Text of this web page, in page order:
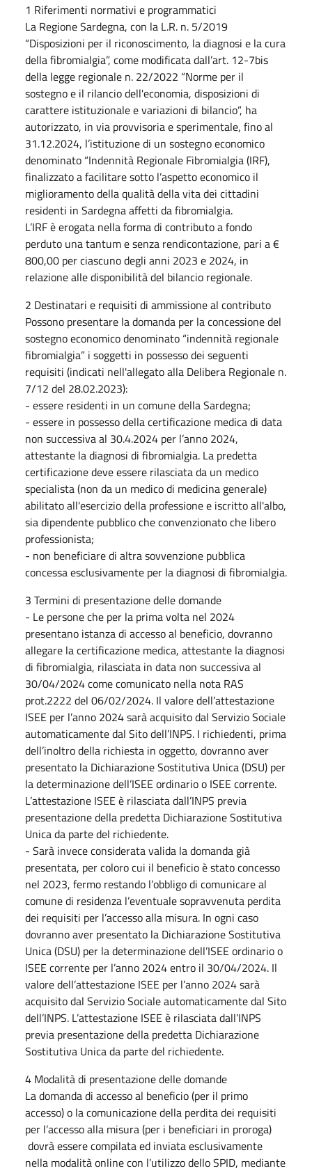
1 Riferimenti normativi e programmatici
La Regione Sardegna, con la L.R. n. 5/2019
“Disposizioni per il riconoscimento, la diagnosi e la cura
della fibromialgia”, come modificata dall’art. 12-7bis
della legge regionale n. 22/2022 “Norme per il
sostegno e il rilancio dell'economia, disposizioni di
carattere istituzionale e variazioni di bilancio”, ha
autorizzato, in via provvisoria e sperimentale, fino al
31.12.2024, l’istituzione di un sostegno economico
denominato “Indennità Regionale Fibromialgia (IRF),
finalizzato a facilitare sotto l’aspetto economico il
miglioramento della qualità della vita dei cittadini
residenti in Sardegna affetti da fibromialgia.
L’IRF è erogata nella forma di contributo a fondo
perduto una tantum e senza rendicontazione, pari a €
800,00 per ciascuno degli anni 2023 e 2024, in
relazione alle disponibilità del bilancio regionale.
2 Destinatari e requisiti di ammissione al contributo
Possono presentare la domanda per la concessione del
sostegno economico denominato “indennità regionale
fibromialgia” i soggetti in possesso dei seguenti
requisiti (indicati nell'allegato alla Delibera Regionale n.
7/12 del 28.02.2023):
- essere residenti in un comune della Sardegna;
- essere in possesso della certificazione medica di data
non successiva al 30.4.2024 per l’anno 2024,
attestante la diagnosi di fibromialgia. La predetta
certificazione deve essere rilasciata da un medico
specialista (non da un medico di medicina generale)
abilitato all'esercizio della professione e iscritto all'albo,
sia dipendente pubblico che convenzionato che libero
professionista;
- non beneficiare di altra sovvenzione pubblica
concessa esclusivamente per la diagnosi di fibromialgia.
3 Termini di presentazione delle domande
- Le persone che per la prima volta nel 2024
presentano istanza di accesso al beneficio, dovranno
allegare la certificazione medica, attestante la diagnosi
di fibromialgia, rilasciata in data non successiva al
30/04/2024 come comunicato nella nota RAS
prot.2222 del 06/02/2024. Il valore dell’attestazione
ISEE per l’anno 2024 sarà acquisito dal Servizio Sociale
automaticamente dal Sito dell’INPS. I richiedenti, prima
dell’inoltro della richiesta in oggetto, dovranno aver
presentato la Dichiarazione Sostitutiva Unica (DSU) per
la determinazione dell’ISEE ordinario o ISEE corrente.
L’attestazione ISEE è rilasciata dall’INPS previa
presentazione della predetta Dichiarazione Sostitutiva
Unica da parte del richiedente.
- Sarà invece considerata valida la domanda già
presentata, per coloro cui il beneficio è stato concesso
nel 2023, fermo restando l’obbligo di comunicare al
comune di residenza l’eventuale sopravvenuta perdita
dei requisiti per l’accesso alla misura. In ogni caso
dovranno aver presentato la Dichiarazione Sostitutiva
Unica (DSU) per la determinazione dell’ISEE ordinario o
ISEE corrente per l’anno 2024 entro il 30/04/2024. Il
valore dell’attestazione ISEE per l’anno 2024 sarà
acquisito dal Servizio Sociale automaticamente dal Sito
dell’INPS. L’attestazione ISEE è rilasciata dall’INPS
previa presentazione della predetta Dichiarazione
Sostitutiva Unica da parte del richiedente.
4 Modalità di presentazione delle domande
La domanda di accesso al beneficio (per il primo
accesso) o la comunicazione della perdita dei requisiti
per l’accesso alla misura (per i beneficiari in proroga)
dovrà essere compilata ed inviata esclusivamente
nella modalità online con l’utilizzo dello SPID, mediante